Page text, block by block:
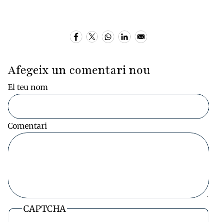
Afegeix un comentari nou
El teu nom
Comentari
CAPTCHA